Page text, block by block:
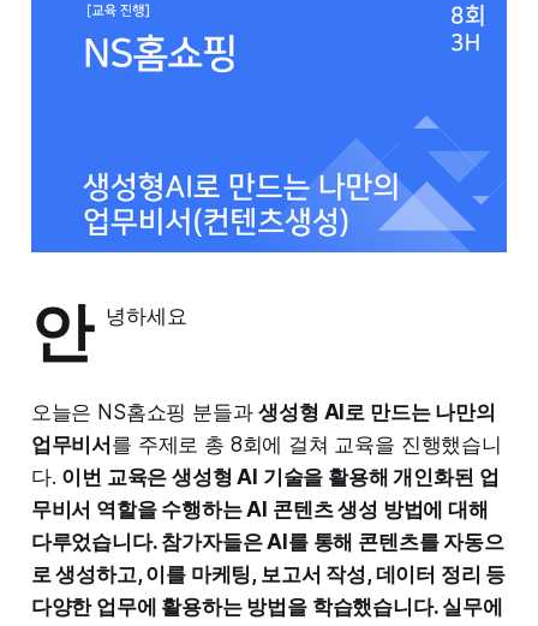
안 녕하세요
오늘은 NS홈쇼핑 분들과생성형 AI로 만드는 나만의
업무비서 를 주제로 총 8회에 걸쳐 교육을 진행했습니
다. 이번 교육은 생성형 AI 기술을 활용해 개인화된 업
무비서 역할을 수행하는 AI 콘텐츠 생성 방법에 대해
다루었습니다. 참가자들은 AI를 통해 콘텐츠를 자동으
로 생성하고, 이를 마케팅, 보고서 작성, 데이터 정리 등
다양한 업무에 활용하는 방법을 학습했습니다. 실무에